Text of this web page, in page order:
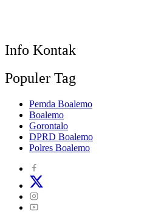
Info Kontak
Populer Tag
Pemda Boalemo
Boalemo
Gorontalo
DPRD Boalemo
Polres Boalemo